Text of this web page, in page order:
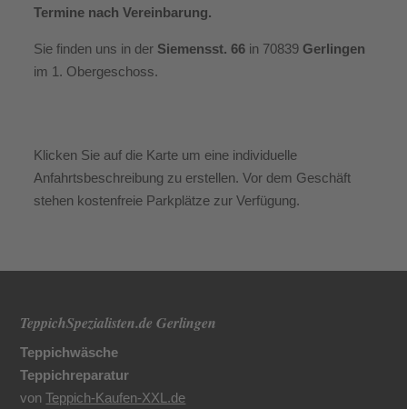
Termine nach Vereinbarung.
Sie finden uns in der Siemensst. 66 in 70839 Gerlingen
im 1. Obergeschoss.
Klicken Sie auf die Karte um eine individuelle
Anfahrtsbeschreibung zu erstellen. Vor dem Geschäft
stehen kostenfreie Parkplätze zur Verfügung.
TeppichSpezialisten.de Gerlingen
Teppichwäsche
Teppichreparatur
vonTeppich-Kaufen-XXL.de